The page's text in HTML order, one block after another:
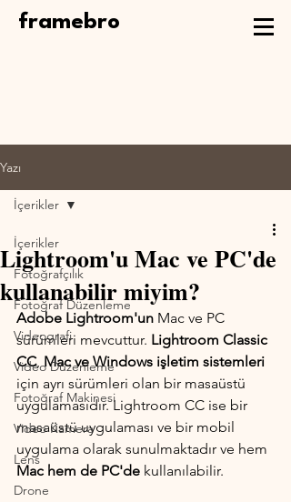
framebro
Yazı
İçerikler
Fotoğrafçılık
Fotoğraf Düzenleme
Videografi
Video Düzenleme
Fotoğraf Makinesi
Video Kamera
Lens
Drone
İçerikler
Lightroom'u Mac ve PC'de
kullanabilir miyim?
Adobe Lightroom'un Mac ve PC
sürümleri mevcuttur. Lightroom Classic
CC, Mac ve Windows işletim sistemleri
için ayrı sürümleri olan bir masaüstü
uygulamasıdır. Lightroom CC ise bir
masaüstü uygulaması ve bir mobil
uygulama olarak sunulmaktadır ve hem
Mac hem de PC'de kullanılabilir.